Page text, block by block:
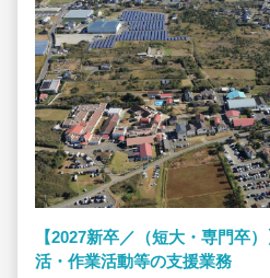
【2027新卒／（短大・専門卒
活・作業活動等の支援業務